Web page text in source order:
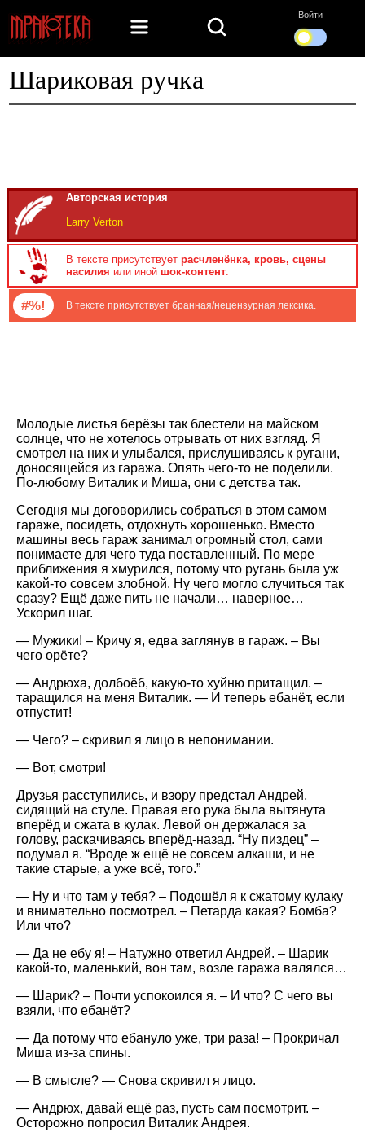
Войти
Шариковая ручка
Авторская история
Larry Verton
В тексте присутствуетрасчленёнка, кровь, сцены
насилия или иной шок-контент.
#%! В тексте присутствует бранная/нецензурная лексика.
Молодые листья берёзы так блестели на майском
солнце, что не хотелось отрывать от них взгляд. Я
смотрел на них и улыбался, прислушиваясь к ругани,
доносящейся из гаража. Опять чего-то не поделили.
По-любому Виталик и Миша, они с детства так.
Сегодня мы договорились собраться в этом самом
гараже, посидеть, отдохнуть хорошенько. Вместо
машины весь гараж занимал огромный стол, сами
понимаете для чего туда поставленный. По мере
приближения я хмурился, потому что ругань была уж
какой-то совсем злобной. Ну чего могло случиться так
сразу? Ещё даже пить не начали… наверное…
Ускорил шаг.
— Мужики! – Кричу я, едва заглянув в гараж. – Вы
чего орёте?
— Андрюха, долбоёб, какую-то хуйню притащил. –
таращился на меня Виталик. — И теперь ебанёт, если
отпустит!
— Чего? – скривил я лицо в непонимании.
— Вот, смотри!
Друзья расступились, и взору предстал Андрей,
сидящий на стуле. Правая его рука была вытянута
вперёд и сжата в кулак. Левой он держалася за
голову, раскачиваясь вперёд-назад. “Ну пиздец” –
подумал я. “Вроде ж ещё не совсем алкаши, и не
такие старые, а уже всё, того.”
— Ну и что там у тебя? – Подошёл я к сжатому кулаку
и внимательно посмотрел. – Петарда какая? Бомба?
Или что?
— Да не ебу я! – Натужно ответил Андрей. – Шарик
какой-то, маленький, вон там, возле гаража валялся…
— Шарик? – Почти успокоился я. – И что? С чего вы
взяли, что ебанёт?
— Да потому что ебануло уже, три раза! – Прокричал
Миша из-за спины.
— В смысле? — Снова скривил я лицо.
— Андрюх, давай ещё раз, пусть сам посмотрит. –
Осторожно попросил Виталик Андрея.